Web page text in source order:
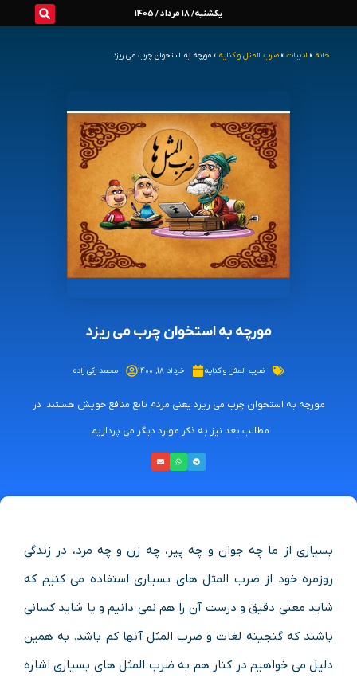
یکشنبه/ 18 مرداد / 1405
خانه » ادبیات » ضرب المثل و کنایه » مورچه به استخوان چرب می ریزد
مورچه به استخوان چرب می ریزد
ضرب المثل و کنایه خرداد ۱۸, ۱۴۰۰ محمد زکی زاده
مورچه به استخوان چرب می ریزد یعنی مردم تابع منافع خویش هستند. در
مطالب بعد نیز به ذکر موارد دیگر می پردازیم.
بسیاری از ما چه جوان و چه پیر، چه زن و چه مرد، در زندگی
روزمره خود از ضرب المثل های بسیاری استفاده می کنیم که
شاید معنی دقیق و درست آن را هم نمی دانیم و یا شاید کسانی
باشند که گنجینه لغات و ضرب المثل آنها کم باشد. به همین
دلیل می خواهیم در کنار هم به ضرب المثل های بسیاری اشاره